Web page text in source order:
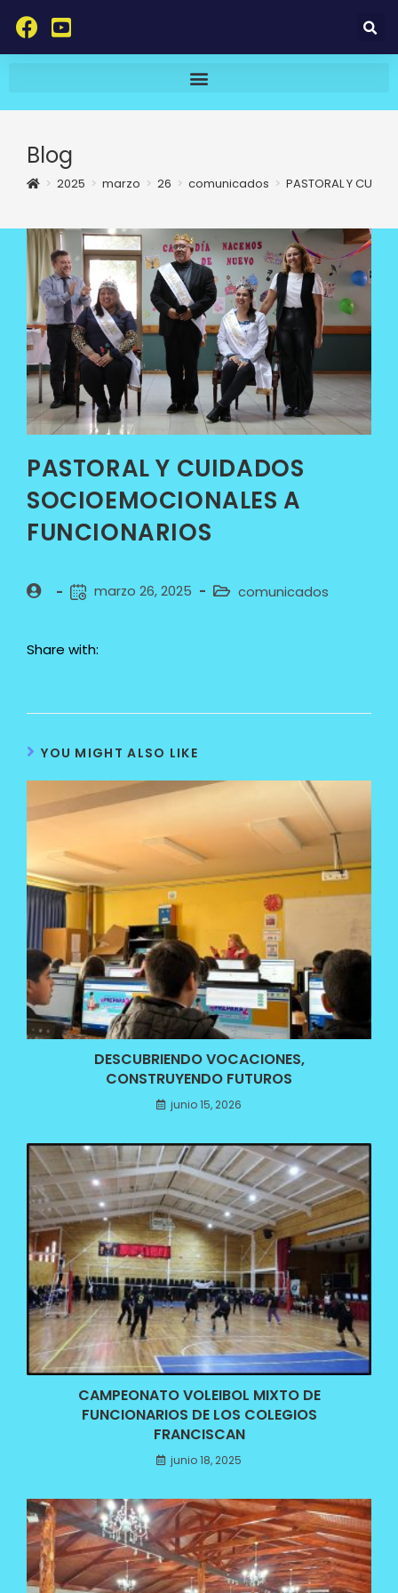
Blog
> 2025 > marzo > 26 > comunicados > PASTORAL Y
PASTORAL Y CUIDADOS
SOCIOEMOCIONALES A
FUNCIONARIOS
marzo 26, 2025 comunicados
Share with:
YOU MIGHT ALSO LIKE
DESCUBRIENDO VOCACIONES,
CONSTRUYENDO FUTUROS
junio 15, 2026
CAMPEONATO VOLEIBOL MIXTO DE
FUNCIONARIOS DE LOS COLEGIOS
FRANCISCAN
junio 18, 2025